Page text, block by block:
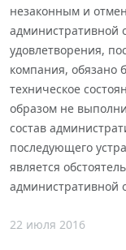
незаконным и
административной
удовлетворения,
компания, обязано
техническое
образом не
состав
последующего
является
административной
22 июля 2016